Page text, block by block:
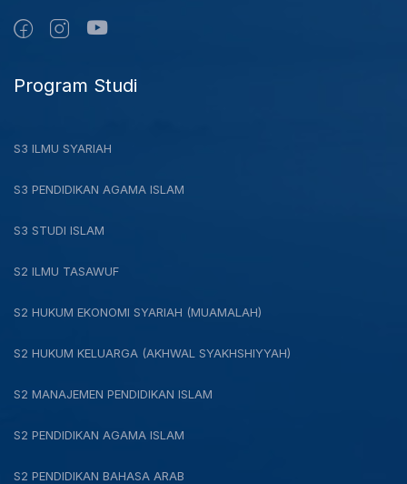
Program Studi
S3 ILMU SYARIAH
S3 PENDIDIKAN AGAMA ISLAM
S3 STUDI ISLAM
S2 ILMU TASAWUF
S2 HUKUM EKONOMI SYARIAH (MUAMALAH)
S2 HUKUM KELUARGA (AKHWAL SYAKHSHIYYAH)
S2 MANAJEMEN PENDIDIKAN ISLAM
S2 PENDIDIKAN AGAMA ISLAM
S2 PENDIDIKAN BAHASA ARAB